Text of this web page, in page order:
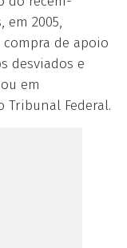
em 2005,
de apoio
desviados e
em
Tribunal Federal.